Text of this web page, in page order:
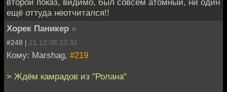
второй показ, видимо, был совсем атомный, ни один
ещё оттуда неотчитался!!
Хорек Паникер »
#248 | 21.12.08 23:32
Кому: Marshag, #219
> Ждём камрадов из "Ролана"